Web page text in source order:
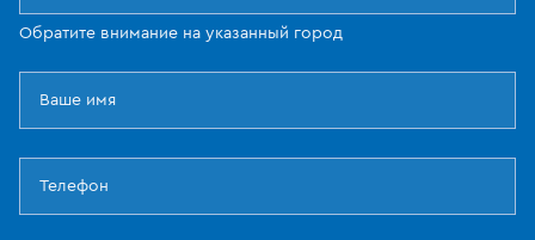
Обратите внимание на указанный город